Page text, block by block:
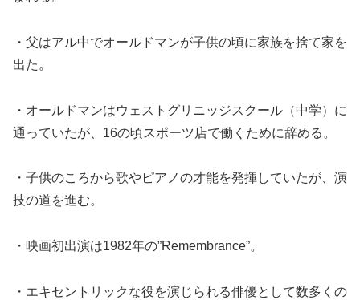
・父はアル中でオールドマンが子供の頃に家族を捨て家を
出た。
・オールドマンはウェストグリニッジスクール（中学）に
通っていたが、16の頃スポーツ店で働くために辞める。
・子供のころから歌やピアノの才能を発揮していたが、演
技の道を進む。
・映画初出演は1982年の”Remembrance”。
・エキセントリックな役を演じられる俳優として数多くの